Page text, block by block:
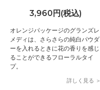
3,960円(税込)
オレンジパッケージのグランズレ
メディは、さらさらの純白パウダ
ーを入れるときに花の香りを感じ
ることができるフローラルタイ
プ。
詳しく見る ＞